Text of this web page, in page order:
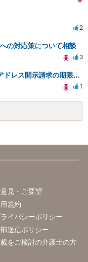
2
の対応策について相談
3
X(Twitter)アカウント削除後のIPアドレス開示請求の期限は？
1
意見・ご要望
規約
イバシーポリシー
送信ポリシー
をご検討の弁護士の方